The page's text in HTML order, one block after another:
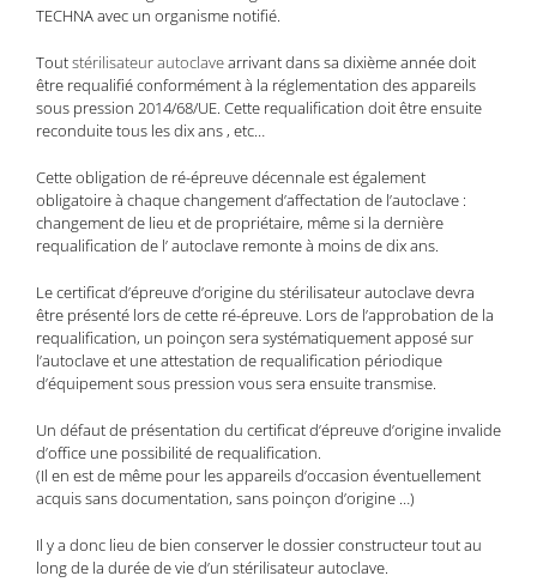
TECHNA avec un organisme notifié.
Toutstérilisateur autoclavearrivant dans sa dixième année doit
être requalifié conformément à la réglementation des appareils
sous pression 2014/68/UE. Cette requalification doit être ensuite
reconduite tous les dix ans , etc…
Cette obligation de ré-épreuve décennale est également
obligatoire à chaque changement d’affectation de l’autoclave :
changement de lieu et de propriétaire, même si la dernière
requalification de l’ autoclave remonte à moins de dix ans.
Le certificat d’épreuve d’origine du stérilisateur autoclave devra
être présenté lors de cette ré-épreuve. Lors de l’approbation de la
requalification, un poinçon sera systématiquement apposé sur
l’autoclave et une attestation de requalification périodique
d’équipement sous pression vous sera ensuite transmise.
Un défaut de présentation du certificat d’épreuve d’origine invalide
d’office une possibilité de requalification.
(Il en est de même pour les appareils d’occasion éventuellement
acquis sans documentation, sans poinçon d’origine …)
Il y a donc lieu de bien conserver le dossier constructeur tout au
long de la durée de vie d’un stérilisateur autoclave.